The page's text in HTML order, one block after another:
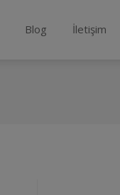
Blog İletişim